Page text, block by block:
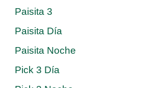
Paisita 3
Paisita Día
Paisita Noche
Pick 3 Día